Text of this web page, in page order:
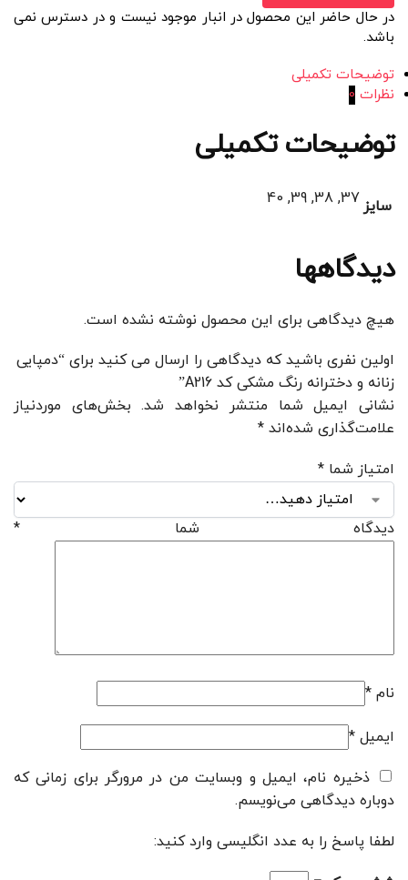
در حال حاضر این محصول در انبار موجود نیست و در دسترس نمی
باشد.
توضیحات تکمیلی
نظرات 0
توضیحات تکمیلی
سایز 37, 38, 39, 40
دیدگاهها
هیچ دیدگاهی برای این محصول نوشته نشده است.
اولین نفری باشید که دیدگاهی را ارسال می کنید برای “دمپایی
زنانه و دخترانه رنگ مشکی کد A216”
نشانی ایمیل شما منتشر نخواهد شد. بخش‌های موردنیاز
علامت‌گذاری شده‌اند *
امتیاز شما *
دیدگاه شما *
نام *
ایمیل *
ذخیره نام، ایمیل و وبسایت من در مرورگر برای زمانی که
دوباره دیدگاهی می‌نویسم.
لطفا پاسخ را به عدد انگلیسی وارد کنید: